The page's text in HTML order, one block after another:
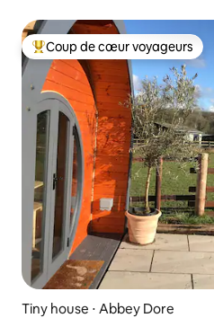
Coups de cœur voyageurs les
Coup de cœur voyageurs
Tiny house ⋅ Abbey Dore